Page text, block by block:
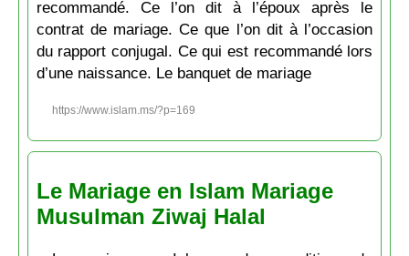
recommandé. Ce l’on dit à l’époux après le
contrat de mariage. Ce que l’on dit à l’occasion
du rapport conjugal. Ce qui est recommandé lors
d’une naissance. Le banquet de mariage
https://www.islam.ms/?p=169
Le Mariage en Islam Mariage
Musulman Ziwaj Halal